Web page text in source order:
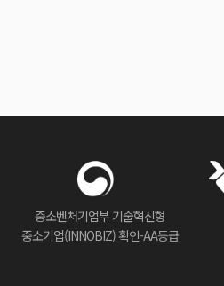
중소벤처기업부 기술혁신형
중소기업(INNOBIZ) 확인-AA등급